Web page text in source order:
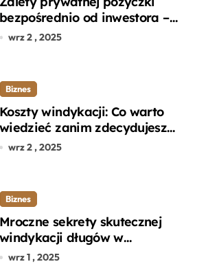
bezpośrednio od inwestora –
dlaczego warto?
wrz 2 , 2025
Biznes
Koszty windykacji: Co warto
wiedzieć zanim zdecydujesz
się na odzyskanie długu?
wrz 2 , 2025
Biznes
Mroczne sekrety skutecznej
windykacji długów w
departamencie windykacji
wrz 1 , 2025